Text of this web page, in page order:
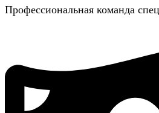
Профессиональная команда